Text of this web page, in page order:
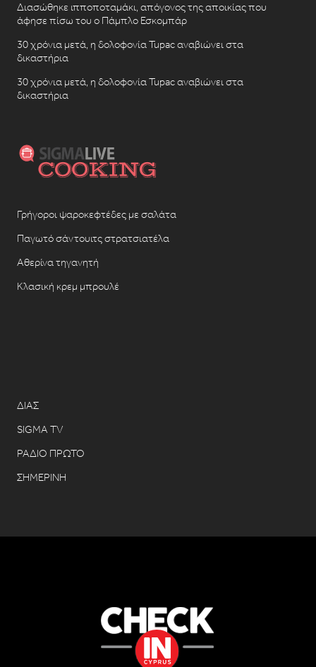
Διασώθηκε ιπποποταμάκι, απόγονος της αποικίας που
άφησε πίσω του ο Πάμπλο Εσκομπάρ
30 χρόνια μετά, η δολοφονία Tupac αναβιώνει στα
δικαστήρια
30 χρόνια μετά, η δολοφονία Tupac αναβιώνει στα
δικαστήρια
Γρήγοροι ψαροκεφτέδες με σαλάτα
Παγωτό σάντουιτς στρατσιατέλα
Αθερίνα τηγανητή
Κλασική κρεμ μπρουλέ
ΔΙΑΣ
SIGMA TV
ΡΑΔΙΟ ΠΡΩΤΟ
ΣΗΜΕΡΙΝΗ